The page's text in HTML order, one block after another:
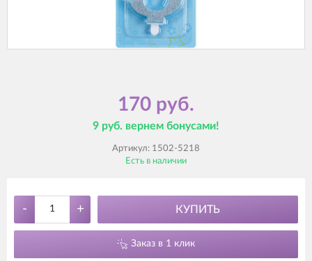
170 руб.
9 руб. вернем бонусами!
Артикул: 1502-5218
Есть в наличии
- + КУПИТЬ
Заказ в 1 клик